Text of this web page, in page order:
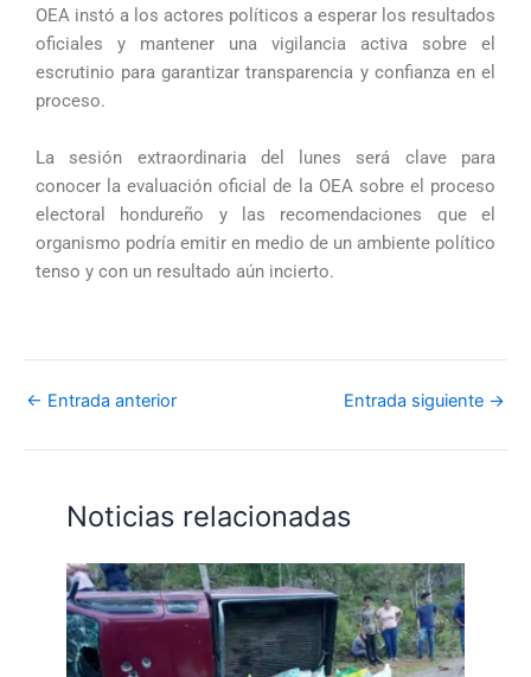
OEA instó a los actores políticos a esperar los resultados
oficiales y mantener una vigilancia activa sobre el
escrutinio para garantizar transparencia y confianza en el
proceso.
La sesión extraordinaria del lunes será clave para
conocer la evaluación oficial de la OEA sobre el proceso
electoral hondureño y las recomendaciones que el
organismo podría emitir en medio de un ambiente político
tenso y con un resultado aún incierto.
← Entrada anterior Entrada siguiente →
Noticias relacionadas